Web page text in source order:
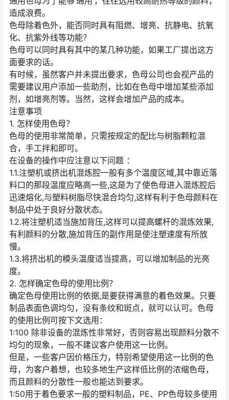
造成浪费。
色母除着色外，能否同时具有阻燃、增亮、抗静电、抗氧
化、抗紫外线等功能？
色母可以同时具有其中的某几种功能，如果工厂提出这方
面要求的话。
有时候，虽然客户并未提出要求，色母公司也会视产品的
需要建议用户添加一些助剂，比如在色母中增加某些添加
剂，如增亮剂等。当然，这样会增加产品的成本。
注意事项
1. 怎样使用色母？
色母的使用非常简单，只需按规定的配比与树脂颗粒混
合，手工拌和即可。
在设备的操作中应注意以下问题 ：
1.1.注塑机或挤出机混炼腔一般有多个温度区域,其中靠近落
料口的那段温度应略高一些,这是为了使色母进入混炼腔后
迅速熔化,与塑料树脂尽快混合均匀,这样有利于色母颜料在
制品中处于良好分散状态。
1.2.将注塑机适当施加背压,这样可以提高螺杆的混炼效果,
有利颜料的分散,施加背压的副作用是使注塑速度有所放
慢。
1.3.将挤出机的模头温度适当提高，可以增加制品的光亮
度。
2. 怎样确定色母的使用比例？
确定色母使用比例的依据,是要获得满意的着色效果。只要
制品表面色调均匀，没有条纹和斑点，就可以认可。色母
的使用比例可按下文选用：
1:100 除非设备的混炼性非常好，否则容易出现颜料分散不
均匀的现象，一般不建议客户使用这一比例。
但是，一些客户因价格压力，特别希望使用这一比例的色
母，为客户着想，也较多地生产这样低比例的浓缩色母，
而且颜料的分散性一般也能达到要求。
1:50用于着色要求一般的塑料制品，PE、PP色母较多使用